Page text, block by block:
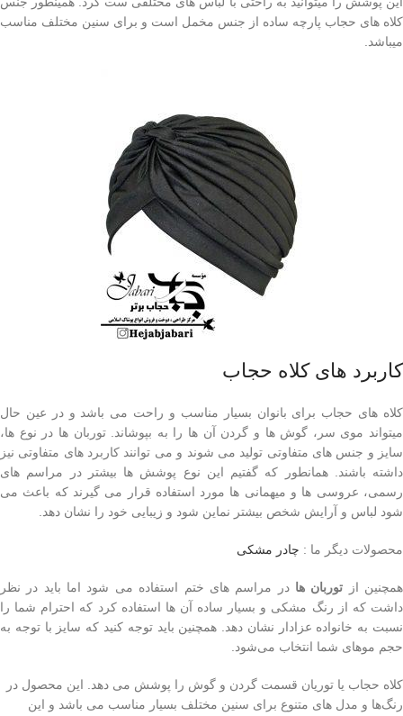
کلاه های حجاب پارچه ساده از جنس مخمل است و برای سنین مختلف مناسب
میباشد.
کاربرد های کلاه حجاب
کلاه های حجاب برای بانوان بسیار مناسب و راحت می باشد و در عین حال
میتواند موی سر، گوش ها و گردن آن ها را به بپوشاند. توربان ها در نوع ها،
سایز و جنس های متفاوتی تولید می شوند و می توانند کاربرد های متفاوتی نیز
داشته باشند. همانطور که گفتیم این نوع پوشش ها بیشتر در مراسم های
رسمی، عروسی ها و میهمانی ها مورد استفاده قرار می گیرند که باعث می
شود لباس و آرایش شخص بیشتر نماین شود و زیبایی خود را نشان دهد.
محصولات دیگر ما : چادر مشکی
همچنین از توربان هادر مراسم های ختم استفاده می شود اما باید در نظر
داشت که از رنگ مشکی و بسیار ساده آن ها استفاده کرد که احترام شما را
نسبت به خانواده عزادار نشان دهد. همچنین باید توجه کنید که سایز با توجه به
حجم موهای شما انتخاب می‌شود.
کلاه حجاب یا توریان قسمت گردن و گوش را پوشش می دهد. این محصول در
رنگ‌ها و مدل های متنوع برای سنین مختلف بسیار مناسب می باشد و این